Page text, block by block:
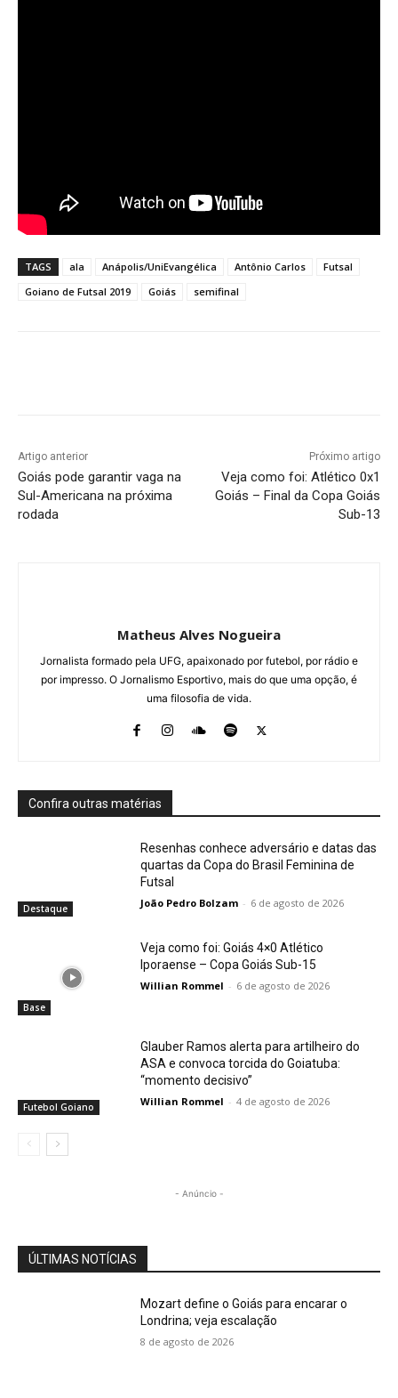
TAGS ala Anápolis/UniEvangélica Antônio Carlos
Futsal
Goiano de Futsal 2019
Goiás semifinal
Artigo anterior
Goiás pode garantir vaga na
Sul-Americana na próxima
rodada
Próximo artigo
Veja como foi: Atlético 0x1
Goiás – Final da Copa Goiás
Sub-13
Matheus Alves Nogueira
Jornalista formado pela UFG, apaixonado por futebol, por rádio e
por impresso. O Jornalismo Esportivo, mais do que uma opção, é
uma filosofia de vida.
Confira outras matérias
Destaque
Resenhas conhece adversário e datas das
quartas da Copa do Brasil Feminina de
Futsal
João Pedro Bolzam - 6 de agosto de 2026
Base
Veja como foi: Goiás 4×0 Atlético
Iporaense – Copa Goiás Sub-15
Willian Rommel - 6 de agosto de 2026
Futebol Goiano
Glauber Ramos alerta para artilheiro do
ASA e convoca torcida do Goiatuba:
“momento decisivo”
Willian Rommel - 4 de agosto de 2026
- Anúncio -
ÚLTIMAS NOTÍCIAS
Mozart define o Goiás para encarar o
Londrina; veja escalação
8 de agosto de 2026